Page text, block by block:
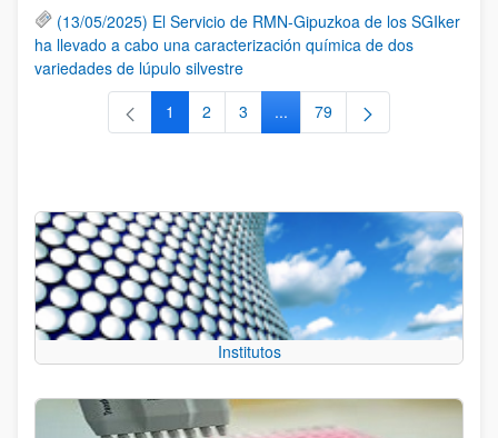
(13/05/2025) El Servicio de RMN-Gipuzkoa de los SGIker
ha llevado a cabo una caracterización química de dos
variedades de lúpulo silvestre
Página
1 Página
2 Página
3 ...Páginas intermedias Use TAB
Página
79
Institutos